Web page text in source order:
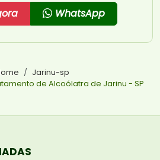
WhatsApp
Jarinu-sp
de Alcoólatra de Jarinu - SP